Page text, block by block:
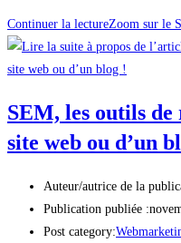
Continuer la lectureZoom sur le
SEM, les outils de
site web ou d’un
Auteur/autrice de la
Publication publiée :
Post category: